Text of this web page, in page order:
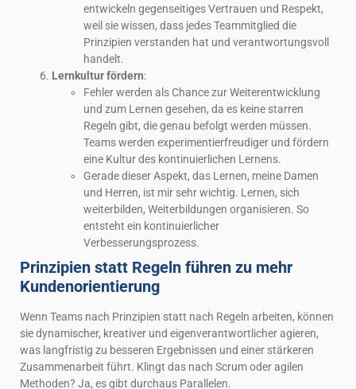
entwickeln gegenseitiges Vertrauen und Respekt,
weil sie wissen, dass jedes Teammitglied die
Prinzipien verstanden hat und verantwortungsvoll
handelt.
Lernkultur fördern:
Fehler werden als Chance zur Weiterentwicklung
und zum Lernen gesehen, da es keine starren
Regeln gibt, die genau befolgt werden müssen.
Teams werden experimentierfreudiger und fördern
eine Kultur des kontinuierlichen Lernens.
Gerade dieser Aspekt, das Lernen, meine Damen
und Herren, ist mir sehr wichtig. Lernen, sich
weiterbilden, Weiterbildungen organisieren. So
entsteht ein kontinuierlicher
Verbesserungsprozess.
Prinzipien statt Regeln führen zu mehr
Kundenorientierung
Wenn Teams nach Prinzipien statt nach Regeln arbeiten, können
sie dynamischer, kreativer und eigenverantwortlicher agieren,
was langfristig zu besseren Ergebnissen und einer stärkeren
Zusammenarbeit führt. Klingt das nach Scrum oder agilen
Methoden? Ja, es gibt durchaus Parallelen.